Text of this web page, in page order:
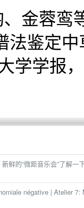
金蓉鸾
鉴定中
学学报
鲜的“微距音乐会”了解一
négative | Atelier